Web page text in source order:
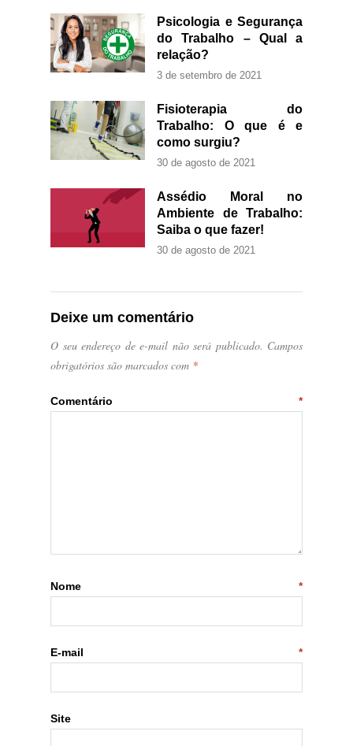
Psicologia e Segurança
do Trabalho – Qual a
relação?
3 de setembro de 2021
Fisioterapia do
Trabalho: O que é e
como surgiu?
30 de agosto de 2021
Assédio Moral no
Ambiente de Trabalho:
Saiba o que fazer!
30 de agosto de 2021
Deixe um comentário
O seu endereço de e-mail não será publicado. Campos
obrigatórios são marcados com *
Comentário *
Nome *
E-mail *
Site